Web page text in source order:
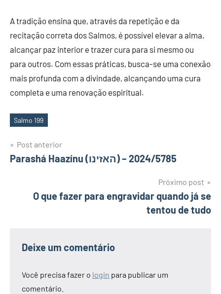
A tradição ensina que, através da repetição e da
recitação correta dos Salmos, é possível elevar a alma,
alcançar paz interior e trazer cura para si mesmo ou
para outros. Com essas práticas, busca-se uma conexão
mais profunda com a divindade, alcançando uma cura
completa e uma renovação espiritual.
Tags
Salmo 199
Navegação
de
Post anterior
Parashá Haazínu (האזינו) – 2024/5785
Próximo post
O que fazer para engravidar quando já se
tentou de tudo
Deixe um comentário
Você precisa fazer o login para publicar um
comentário.